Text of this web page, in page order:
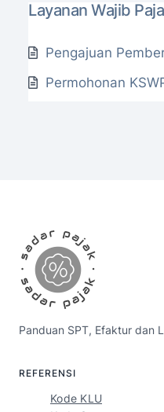
Layanan Wajib
Pengajuan
Permohonan
Panduan SPT, Efaktur dan
REFERENSI
Kode KLU